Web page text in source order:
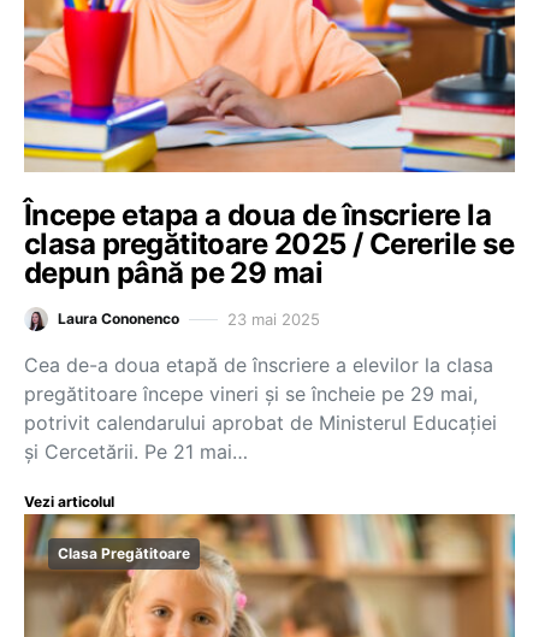
Începe etapa a doua de înscriere la
clasa pregătitoare 2025 / Cererile se
depun până pe 29 mai
Laura Cononenco 23 mai 2025
Cea de-a doua etapă de înscriere a elevilor la clasa
pregătitoare începe vineri şi se încheie pe 29 mai,
potrivit calendarului aprobat de Ministerul Educaţiei
şi Cercetării. Pe 21 mai…
Vezi articolul
Clasa Pregătitoare